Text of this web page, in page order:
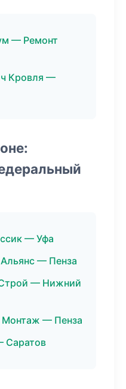
— Ремонт
Кровля —
— Уфа
— Пенза
— Нижний
Монтаж — Пенза
Саратов